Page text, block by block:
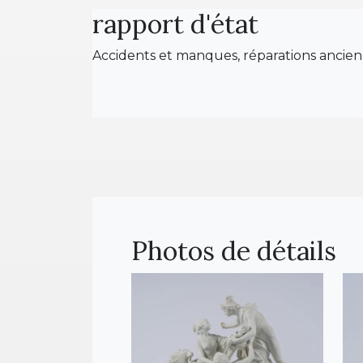
rapport d'état
Accidents et manques, réparations
Photos de détails